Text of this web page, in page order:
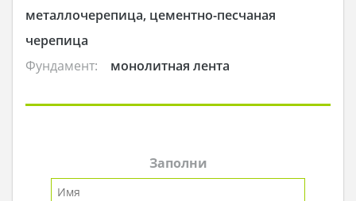
металлочерепица, цементно-песчаная
черепица
Фундамент:
монолитная лента
Заполни